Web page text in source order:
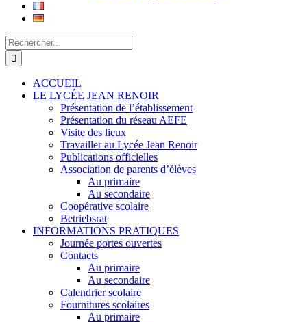
Rechercher:
ACCUEIL
LE LYCÉE JEAN RENOIR
Présentation de l’établissement
Présentation du réseau AEFE
Visite des lieux
Travailler au Lycée Jean Renoir
Publications officielles
Association de parents d’élèves
Au primaire
Au secondaire
Coopérative scolaire
Betriebsrat
INFORMATIONS PRATIQUES
Journée portes ouvertes
Contacts
Au primaire
Au secondaire
Calendrier scolaire
Fournitures scolaires
Au primaire